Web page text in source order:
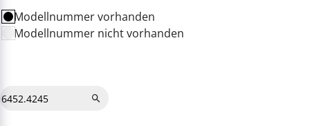
Modellnummer vorhanden
Modellnummer nicht vorhanden